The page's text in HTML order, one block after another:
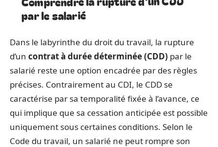
par le salarié
Dans le labyrinthe du droit du travail, la rupture
d’un contrat à durée déterminée (CDD) par le
salarié reste une option encadrée par des règles
précises. Contrairement au CDI, le CDD se
caractérise par sa temporalité fixée à l’avance, ce
qui implique que sa cessation anticipée est possible
uniquement sous certaines conditions. Selon le
Code du travail, un salarié ne peut rompre son